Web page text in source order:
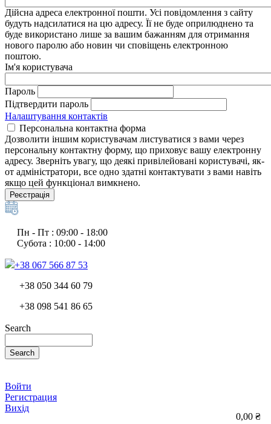
Дійсна адреса електронної пошти. Усі повідомлення з сайту
будуть надсилатися на цю адресу. Її не буде оприлюднено та
буде використано лише за вашим бажанням для отримання
нового паролю або новин чи сповіщень електронною
поштою.
Ім'я користувача
Пароль
Підтвердити пароль
Налаштування контактів
Персональна контактна форма
Дозволити іншим користувачам листуватися з вами через
персональну контактну форму, що приховує вашу електронну
адресу. Зверніть увагу, що деякі привілейовані користувачі, як-
от адміністратори, все одно здатні контактувати з вами навіть
якщо цей функціонал вимкнено.
Реєстрація
Пн - Пт : 09:00 - 18:00
Субота : 10:00 - 14:00
+38 067 566 87 53
+38 050 344 60 79
+38 098 541 86 65
Search
Search
0,00 ₴
Войти
Регистрация
Вихід